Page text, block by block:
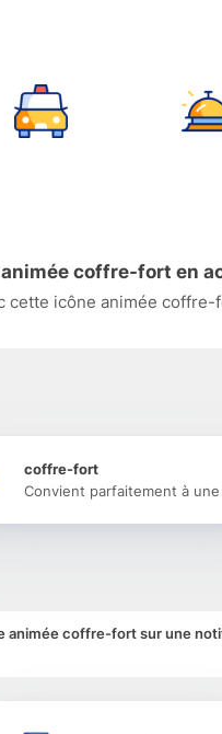
coffre-fort en
cette icône animée
coffre-fort
Convient parfaitement à
animée coffre-fort sur une